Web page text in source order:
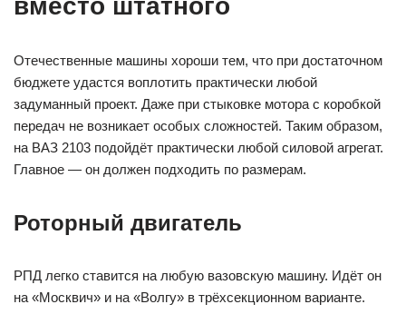
вместо штатного
Отечественные машины хороши тем, что при достаточном
бюджете удастся воплотить практически любой
задуманный проект. Даже при стыковке мотора с коробкой
передач не возникает особых сложностей. Таким образом,
на ВАЗ 2103 подойдёт практически любой силовой агрегат.
Главное — он должен подходить по размерам.
Роторный двигатель
РПД легко ставится на любую вазовскую машину. Идёт он
на «Москвич» и на «Волгу» в трёхсекционном варианте.